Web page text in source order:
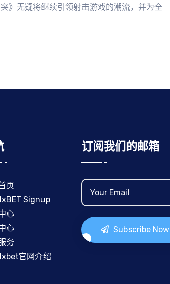
》无疑将继续引领射击游戏的潮流，并为全
页
Signup
心
心
务
官网介绍
订阅我们的邮箱
Subscribe Now